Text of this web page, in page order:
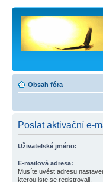
Obsah fóra
Poslat aktivační e-
Uživatelské jméno:
E-mailová adresa:
Musíte uvést adresu
kterou jste se registrovali.